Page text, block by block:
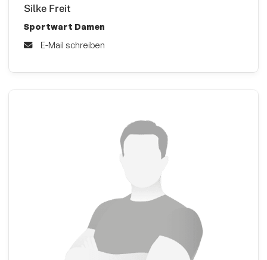
Silke Freit
Sportwart Damen
E-Mail schreiben